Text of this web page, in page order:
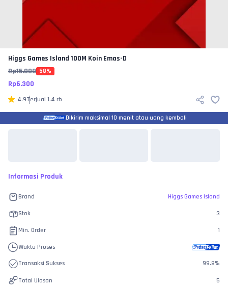
Higgs Games Island 100M Koin Emas-D
Rp15.000 58%
Rp6.300
4.9Terjual 1.4 rb
Dikirim maksimal 10 menit atau uang kembali
Informasi Produk
Brand Higgs Games Island
Stok 3
Min. Order 1
Waktu Proses
Transaksi Sukses 99.8%
Total Ulasan 5